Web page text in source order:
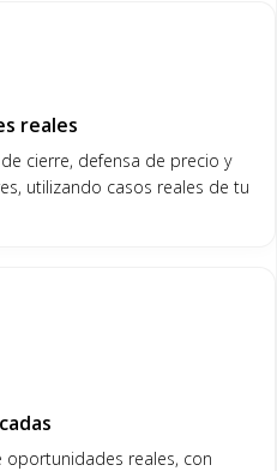
reales
cierre, defensa de precio y
utilizando casos reales de tu
oportunidades reales, con